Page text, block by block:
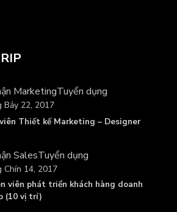
MarketingTuyển dụng
Thiết kế Marketing – Designer
Bảy 22, 2017
SalesTuyển dụng
viên phát triển khách hàng doanh
(10 vị trí)
Chín 14, 2017